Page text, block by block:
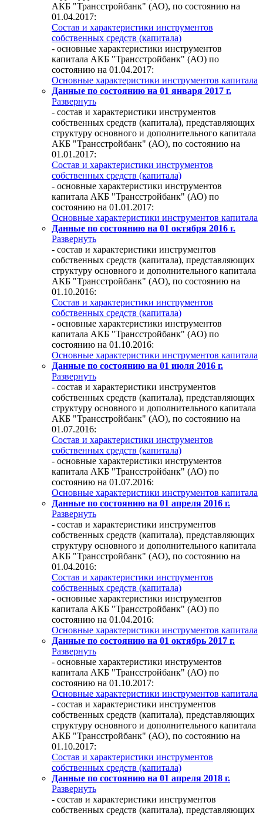
АКБ "Трансстройбанк" (АО), по состоянию на
01.04.2017:
Состав и характеристики инструментов
собственных средств (капитала)
- основные характеристики инструментов
капитала АКБ "Трансстройбанк" (АО) по
состоянию на 01.04.2017:
Основные характеристики инструментов капитала
Данные по состоянию на 01 января 2017 г.
Развернуть
- состав и характеристики инструментов
собственных средств (капитала), представляющих
структуру основного и дополнительного капитала
АКБ "Трансстройбанк" (АО), по состоянию на
01.01.2017:
Состав и характеристики инструментов
собственных средств (капитала)
- основные характеристики инструментов
капитала АКБ "Трансстройбанк" (АО) по
состоянию на 01.01.2017:
Основные характеристики инструментов капитала
Данные по состоянию на 01 октября 2016 г.
Развернуть
- состав и характеристики инструментов
собственных средств (капитала), представляющих
структуру основного и дополнительного капитала
АКБ "Трансстройбанк" (АО), по состоянию на
01.10.2016:
Состав и характеристики инструментов
собственных средств (капитала)
- основные характеристики инструментов
капитала АКБ "Трансстройбанк" (АО) по
состоянию на 01.10.2016:
Основные характеристики инструментов капитала
Данные по состоянию на 01 июля 2016 г.
Развернуть
- состав и характеристики инструментов
собственных средств (капитала), представляющих
структуру основного и дополнительного капитала
АКБ "Трансстройбанк" (АО), по состоянию на
01.07.2016:
Состав и характеристики инструментов
собственных средств (капитала)
- основные характеристики инструментов
капитала АКБ "Трансстройбанк" (АО) по
состоянию на 01.07.2016:
Основные характеристики инструментов капитала
Данные по состоянию на 01 апреля 2016 г.
Развернуть
- состав и характеристики инструментов
собственных средств (капитала), представляющих
структуру основного и дополнительного капитала
АКБ "Трансстройбанк" (АО), по состоянию на
01.04.2016:
Состав и характеристики инструментов
собственных средств (капитала)
- основные характеристики инструментов
капитала АКБ "Трансстройбанк" (АО) по
состоянию на 01.04.2016:
Основные характеристики инструментов капитала
Данные по состоянию на 01 октябрь 2017 г.
Развернуть
- основные характеристики инструментов
капитала АКБ "Трансстройбанк" (АО) по
состоянию на 01.10.2017:
Основные характеристики инструментов капитала
- состав и характеристики инструментов
собственных средств (капитала), представляющих
структуру основного и дополнительного капитала
АКБ "Трансстройбанк" (АО), по состоянию на
01.10.2017:
Состав и характеристики инструментов
собственных средств (капитала)
Данные по состоянию на 01 апреля 2018 г.
Развернуть
- состав и характеристики инструментов
собственных средств (капитала), представляющих